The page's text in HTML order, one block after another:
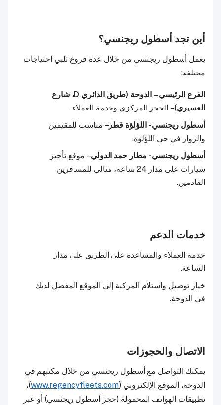
أين تجد أسطول ريجنسي؟
يعمل أسطول ريجنسي من خلال عدة فروع تلبي احتياجات
مختلفة:
الفرع الرئيسي – الدوحة (طريق الدائري D، شارع
العسيري)– الحجز المركزي وخدمة العملاء.
أسطول ريجنسي - اللؤلؤة قطر – مناسب للمقيمين
والزوار في حي اللؤلؤة.
أسطول ريجنسي - مطار حمد الدولي– موقع تأجير
سيارات على مدار 24 ساعة، مثالي للمسافرين
القادمين.
خدمات الدعم
خدمة العملاء والمساعدة على الطريق على مدار
الساعة.
خيار توصيل واستلام المركبة إلى الموقع المفضل لديك
في الدوحة.
الاتصال والحجوزات
يمكنك التواصل مع أسطول ريجنسي من خلال مكتبهم في
الدوحة، الموقع الإلكتروني (www.regencyfleets.com)،
تطبيقات الهواتف المحمولة (حجز أسطول ريجنسي) أو عبر